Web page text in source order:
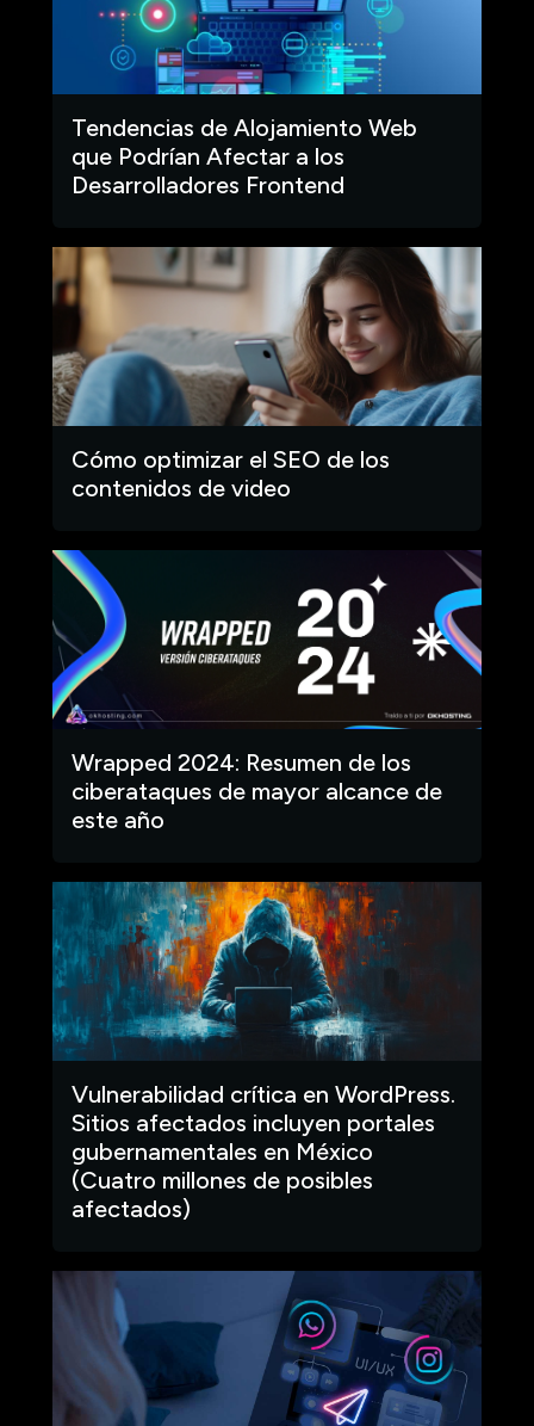
Tendencias de Alojamiento Web
que Podrían Afectar a los
Desarrolladores Frontend
Cómo optimizar el SEO de los
contenidos de video
Wrapped 2024: Resumen de los
ciberataques de mayor alcance de
este año
Vulnerabilidad crítica en WordPress.
Sitios afectados incluyen portales
gubernamentales en México
(Cuatro millones de posibles
afectados)